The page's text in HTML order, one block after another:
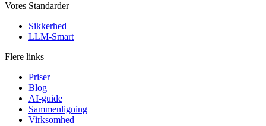
Vores Standarder
Sikkerhed
LLM-Smart
Flere links
Priser
Blog
AI-guide
Sammenligning
Virksomhed